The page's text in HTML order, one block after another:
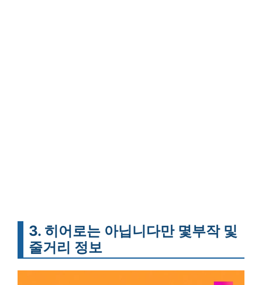
3. 히어로는 아닙니다만 몇부작 및
줄거리 정보